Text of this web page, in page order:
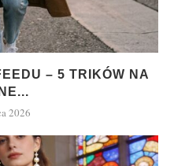
– 5 TRIKÓW NA
2026